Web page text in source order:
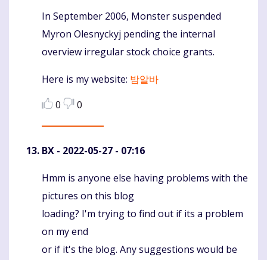
Komentaras
In September 2006, Monster suspended
Myron Olesnyckyj pending the internal
overview irregular stock choice grants.
Here is my website: 밤알바
0
0
BX - 2022-05-27 - 07:16
Komentaras
Hmm is anyone else having problems with the
pictures on this blog
loading? I'm trying to find out if its a problem
on my end
or if it's the blog. Any suggestions would be